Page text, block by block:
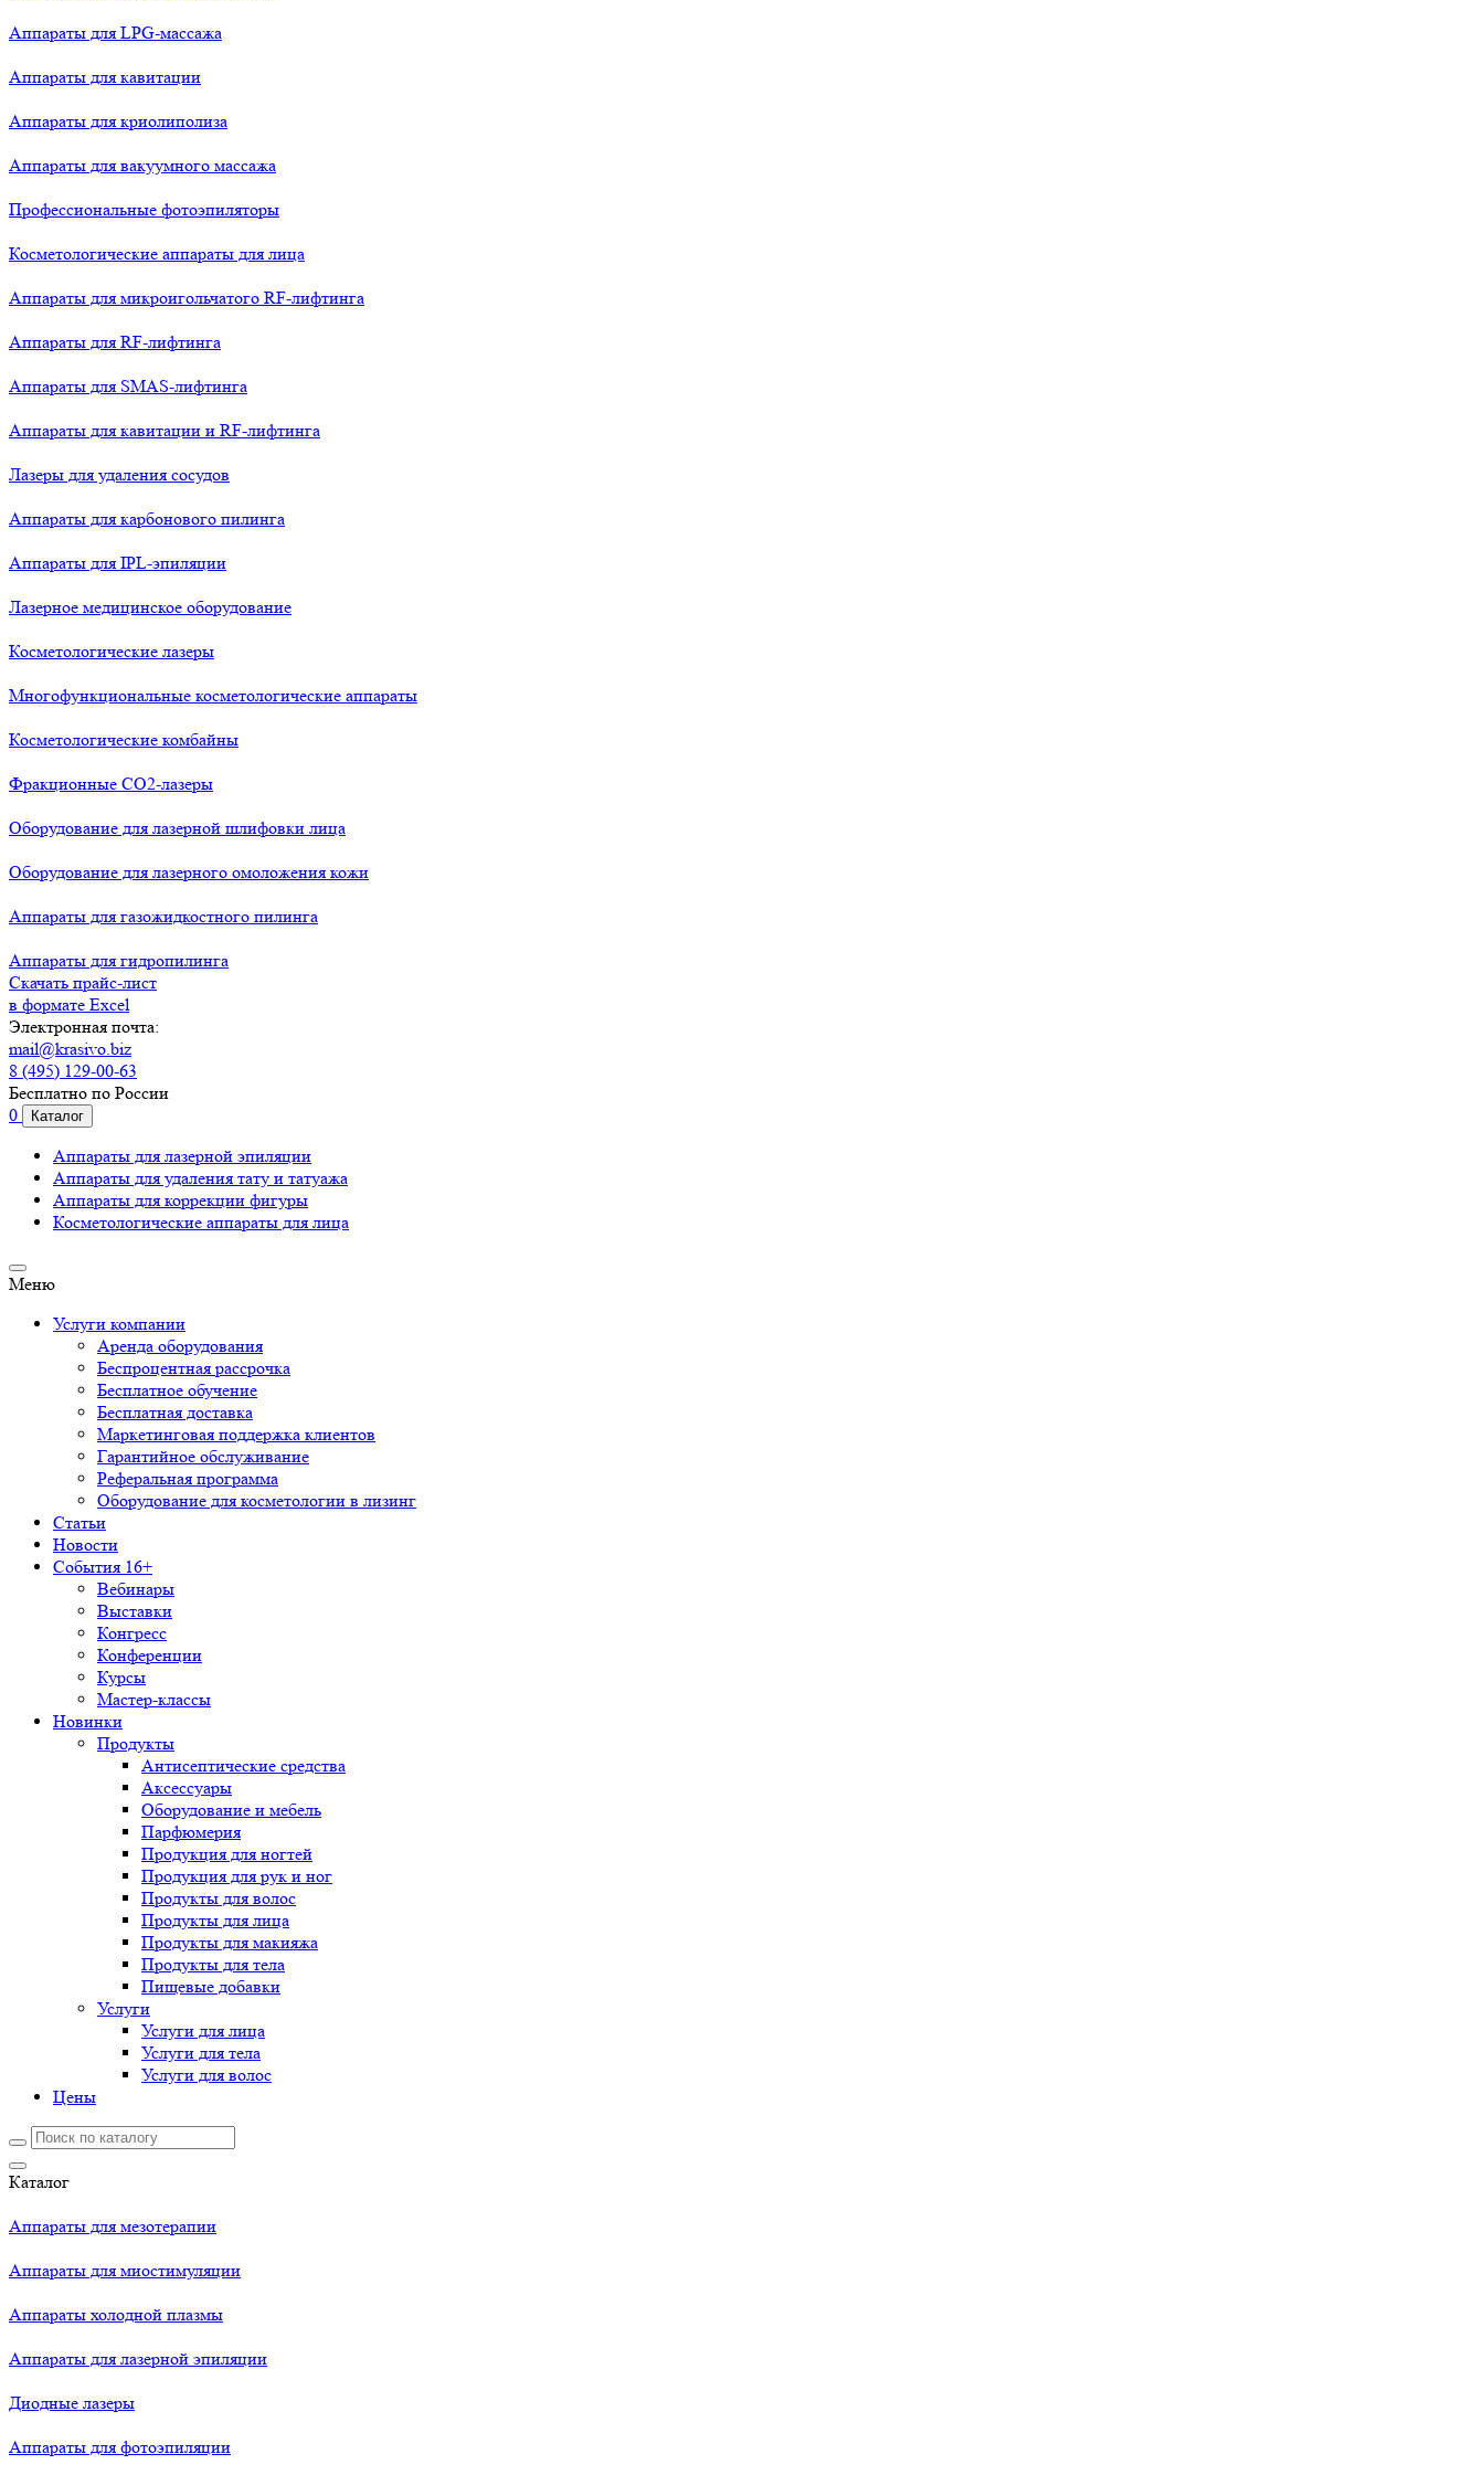
Аппараты для LPG-массажа
Аппараты для кавитации
Аппараты для криолиполиза
Аппараты для вакуумного массажа
Профессиональные фотоэпиляторы
Косметологические аппараты для лица
Аппараты для микроигольчатого RF-лифтинга
Аппараты для RF-лифтинга
Аппараты для SMAS-лифтинга
Аппараты для кавитации и RF-лифтинга
Лазеры для удаления сосудов
Аппараты для карбонового пилинга
Аппараты для IPL-эпиляции
Лазерное медицинское оборудование
Косметологические лазеры
Многофункциональные косметологические аппараты
Косметологические комбайны
Фракционные СО2-лазеры
Оборудование для лазерной шлифовки лица
Оборудование для лазерного омоложения кожи
Аппараты для газожидкостного пилинга
Аппараты для гидропилинга
Скачать прайс-лист
в формате Excel
Электронная почта:
mail@krasivo.biz
8 (495) 129-00-63
Бесплатно по России
0
Каталог
Аппараты для лазерной эпиляции
Аппараты для удаления тату и татуажа
Аппараты для коррекции фигуры
Косметологические аппараты для лица
Меню
Услуги компании
Аренда оборудования
Беспроцентная рассрочка
Бесплатное обучение
Бесплатная доставка
Маркетинговая поддержка клиентов
Гарантийное обслуживание
Реферальная программа
Оборудование для косметологии в лизинг
Статьи
Новости
События 16+
Вебинары
Выставки
Конгресс
Конференции
Курсы
Мастер-классы
Новинки
Продукты
Антисептические средства
Аксессуары
Оборудование и мебель
Парфюмерия
Продукция для ногтей
Продукция для рук и ног
Продукты для волос
Продукты для лица
Продукты для макияжа
Продукты для тела
Пищевые добавки
Услуги
Услуги для лица
Услуги для тела
Услуги для волос
Цены
Каталог
Аппараты для мезотерапии
Аппараты для миостимуляции
Аппараты холодной плазмы
Аппараты для лазерной эпиляции
Диодные лазеры
Аппараты для фотоэпиляции